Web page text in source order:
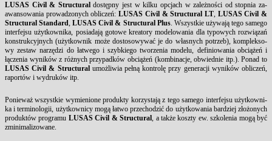
LU­SAS Ci­vil & Struc­tu­raldostępny jest w kil­ku opcjach w za­leżności od stop­nia za­
awan­so­wa­nia pro­wa­dzo­nych ob­li­czeń:LU­SAS Ci­vil & Struc­tu­ral LT, LU­SAS Ci­vil &
Struc­tu­ral Stan­dard,LU­SAS Ci­vil & Struc­tu­ral Plus. Wszyst­kie używają te­go sa­me­go
in­ter­fej­su użyt­kow­ni­ka, po­sia­dają go­to­we kre­ato­ry mo­de­lo­wa­nia dla ty­po­wych roz­wiązań
kon­struk­cyj­nych (użyt­kow­nik może do­sto­so­wy­wać je do własnych po­trzeb), kom­plek­so­
wy ze­staw narzędzi do łatwe­go i szyb­kie­go two­rze­nia mo­de­lu, de­fi­nio­wa­nia ob­ciążeń i
łącze­nia wy­ników z różnych przy­padków ob­ciążeń (kom­bi­na­cje, ob­wied­nie itp.). Po­nad to
LU­SAS Ci­vil & Struc­tu­ralumożli­wia pełną kon­trolę przy ge­ne­ra­cji wy­ników ob­li­czeń,
ra­portów i wy­druków itp.
Po­nie­waż wszyst­kie wy­mie­nio­ne pro­duk­ty ko­rzy­stają z te­go sa­me­go in­ter­fej­su użyt­kow­ni­
ka i ter­mi­no­lo­gii, użyt­kow­ni­cy mogą łatwo prze­cho­dzić do użyt­ko­wa­nia bar­dziej złożonych
pro­duktów pro­gra­mu LU­SAS Ci­vil & Struc­tu­ral, a także kosz­ty ew. szko­le­nia mogą być
zmi­ni­ma­li­zo­wa­ne.